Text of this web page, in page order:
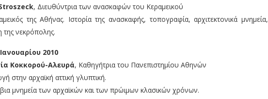
, Διευθύντρια των ανασκαφών του Κεραμεικού
της Αθήνας. Ιστορία της ανασκαφής, τοπογραφία, αρχιτεκτονικά μνημεία,
της νεκρόπολης.
2010
Κοκκορού-Αλευρά, Καθηγήτρια του Πανεπιστημίου Αθηνών
στην αρχαϊκή αττική γλυπτική.
μνημεία των αρχαϊκών και των πρώιμων κλασικών χρόνων.